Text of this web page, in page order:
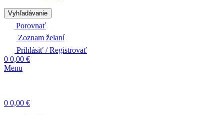
Vyhľadávanie
Porovnať
Zoznam želaní
Prihlásiť / Registrovať
0 0,00 €
Menu
0 0,00 €